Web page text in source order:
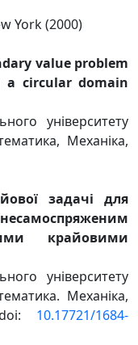
York (2000)
value problem
circular domain
університету
Механіка,
задачі для
крайовими
університету
Механіка,
10.17721/1684-